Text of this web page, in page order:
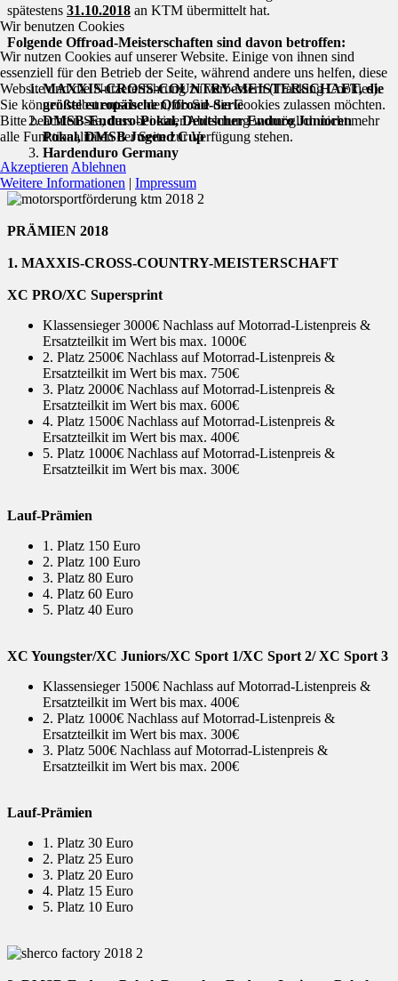
spätestens 31.10.2018 an KTM übermittelt hat.
Folgende Offroad-Meisterschaften sind davon betroffen:
MAXXIS-CROSS-COUNTRY-MEISTERSCHAFT, die
größte europäische Offroad-Serie
DMSB-Enduro-Pokal, Deutscher Enduro Junioren
Pokal, DMSB Jugend Cup
Hardenduro Germany
PRÄMIEN 2018
1. MAXXIS-CROSS-COUNTRY-MEISTERSCHAFT
XC PRO/XC Supersprint
Klassensieger 3000€ Nachlass auf Motorrad-Listenpreis &
Ersatzteilkit im Wert bis max. 1000€
2. Platz 2500€ Nachlass auf Motorrad-Listenpreis &
Ersatzteilkit im Wert bis max. 750€
3. Platz 2000€ Nachlass auf Motorrad-Listenpreis &
Ersatzteilkit im Wert bis max. 600€
4. Platz 1500€ Nachlass auf Motorrad-Listenpreis &
Ersatzteilkit im Wert bis max. 400€
5. Platz 1000€ Nachlass auf Motorrad-Listenpreis &
Ersatzteilkit im Wert bis max. 300€
Lauf-Prämien
1. Platz 150 Euro
2. Platz 100 Euro
3. Platz 80 Euro
4. Platz 60 Euro
5. Platz 40 Euro
XC Youngster/XC Juniors/XC Sport 1/XC Sport 2/ XC Sport 3
Klassensieger 1500€ Nachlass auf Motorrad-Listenpreis &
Ersatzteilkit im Wert bis max. 400€
2. Platz 1000€ Nachlass auf Motorrad-Listenpreis &
Ersatzteilkit im Wert bis max. 300€
3. Platz 500€ Nachlass auf Motorrad-Listenpreis &
Ersatzteilkit im Wert bis max. 200€
Lauf-Prämien
1. Platz 30 Euro
2. Platz 25 Euro
3. Platz 20 Euro
4. Platz 15 Euro
5. Platz 10 Euro
Wir benutzen Cookies
Wir nutzen Cookies auf unserer Website. Einige von ihnen sind
essenziell für den Betrieb der Seite, während andere uns helfen, diese
Website und die Nutzererfahrung zu verbessern (Tracking Cookies).
Sie können selbst entscheiden, ob Sie die Cookies zulassen möchten.
Bitte beachten Sie, dass bei einer Ablehnung womöglich nicht mehr
alle Funktionalitäten der Seite zur Verfügung stehen.
Akzeptieren Ablehnen
Weitere Informationen | Impressum